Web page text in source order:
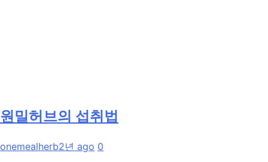
원밀허브의 섭취법
onemealherb2년 ago 0